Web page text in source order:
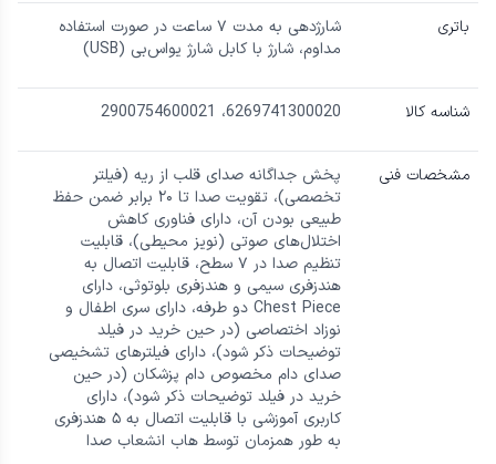
باتری
شارژدهی به مدت ۷ ساعت در صورت استفاده
مداوم، شارژ با کابل شارژ یواس‌بی (USB)
شناسه کالا 6269741300020، 2900754600021
مشخصات فنی
پخش جداگانه صدای قلب از ریه (فیلتر
تخصصی)، تقویت صدا تا ۲۰ برابر ضمن حفظ
طبیعی بودن آن، دارای فناوری کاهش
اختلال‌های صوتی (نویز محیطی)، قابلیت
تنظیم صدا در ۷ سطح، قابلیت اتصال به
هندزفری سیمی و هندزفری بلوتوثی، دارای
Chest Piece دو طرفه، دارای سری اطفال و
نوزاد اختصاصی (در حین خرید در فیلد
توضیحات ذکر شود)، دارای فیلترهای تشخیصی
صدای دام مخصوص دام پزشکان (در حین
خرید در فیلد توضیحات ذکر شود)، دارای
کاربری آموزشی با قابلیت اتصال به ۵ هندزفری
به طور همزمان توسط هاب انشعاب صدا